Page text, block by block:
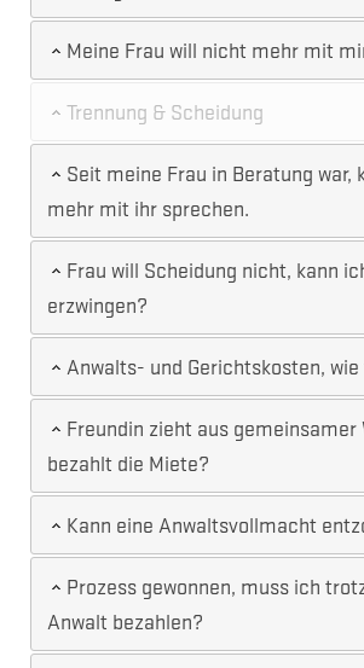
Meine Frau will nicht mehr mit
Trennung & Scheidung
Seit meine Frau in Beratung war,
mehr mit ihr sprechen.
Frau will Scheidung nicht, kann
erzwingen?
Anwalts- und Gerichtskosten,
Freundin zieht aus gemeinsamer
bezahlt die Miete?
Kann eine Anwaltsvollmacht
Prozess gewonnen, muss ich
Anwalt bezahlen?